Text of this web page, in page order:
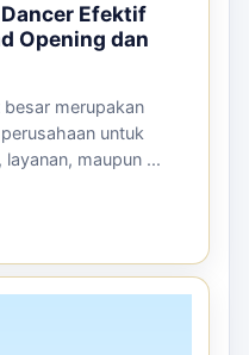
Efektif
Opening dan
merupakan
untuk
maupun ...